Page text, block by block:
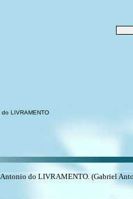
LIVRAMENTO
do LIVRAMENTO. (Gabriel